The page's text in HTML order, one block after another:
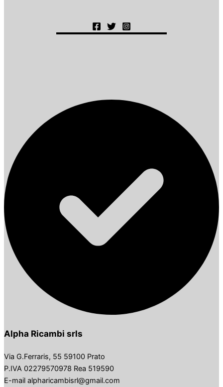
Alpha Ricambi srls
Via G.Ferraris, 55 59100 Prato
P.IVA 02279570978 Rea 519590
E-mail alpharicambisrl@gmail.com